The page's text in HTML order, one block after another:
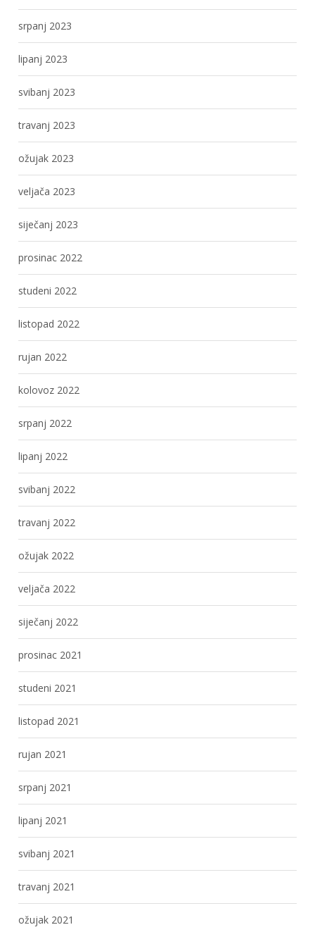
srpanj 2023
lipanj 2023
svibanj 2023
travanj 2023
ožujak 2023
veljača 2023
siječanj 2023
prosinac 2022
studeni 2022
listopad 2022
rujan 2022
kolovoz 2022
srpanj 2022
lipanj 2022
svibanj 2022
travanj 2022
ožujak 2022
veljača 2022
siječanj 2022
prosinac 2021
studeni 2021
listopad 2021
rujan 2021
srpanj 2021
lipanj 2021
svibanj 2021
travanj 2021
ožujak 2021